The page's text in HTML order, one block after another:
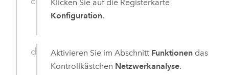
Klicken Sie auf die Registerkarte
Konfiguration.
Aktivieren Sie im Abschnitt Funktionen das
Kontrollkästchen Netzwerkanalyse.